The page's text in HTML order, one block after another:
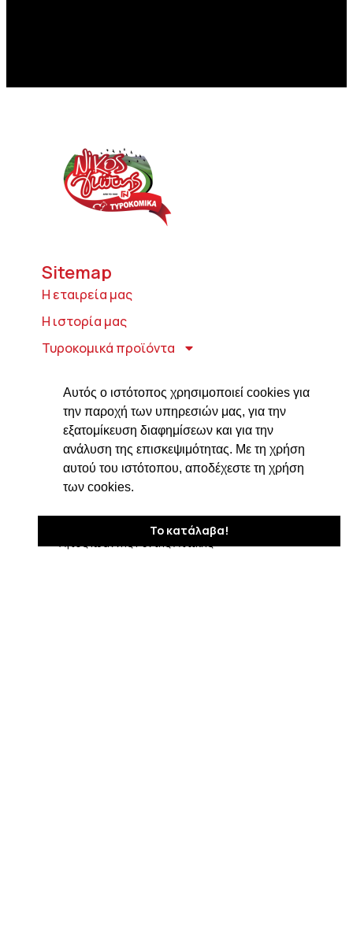
Αυτός ο ιστότοπος χρησιμοποιεί cookies για
την παροχή των υπηρεσιών μας, για την
εξατομίκευση διαφημίσεων και για την
ανάλυση της επισκεψιμότητας. Με τη χρήση
αυτού του ιστότοπου, αποδέχεστε τη χρήση
των cookies.
Το κατάλαβα!
Sitemap
Η εταιρεία μας
Η ιστορία μας
Τυροκομικά προϊόντα
Τοσίτσα
Delicatessen
Συνταγές
Επικοινωνία
Δαβάκη 7, ΤΚ 182 33